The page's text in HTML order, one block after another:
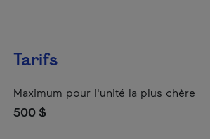
Tarifs
Maximum pour l'unité la plus chère
500 $